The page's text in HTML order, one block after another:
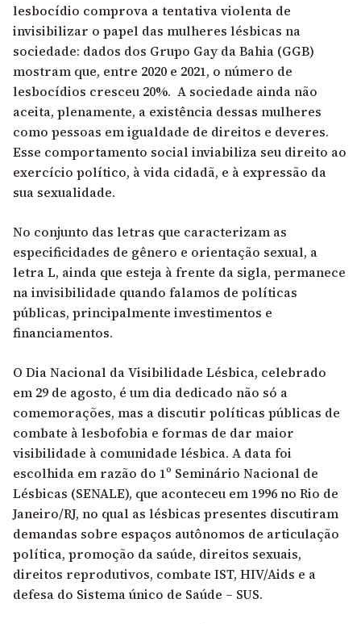
lesbocídio comprova a tentativa violenta de
invisibilizar o papel das mulheres lésbicas na
sociedade: dados dos Grupo Gay da Bahia (GGB)
mostram que, entre 2020 e 2021, o número de
lesbocídios cresceu 20%. A sociedade ainda não
aceita, plenamente, a existência dessas mulheres
como pessoas em igualdade de direitos e deveres.
Esse comportamento social inviabiliza seu direito ao
exercício político, à vida cidadã, e à expressão da
sua sexualidade.
No conjunto das letras que caracterizam as
especificidades de gênero e orientação sexual, a
letra L, ainda que esteja à frente da sigla, permanece
na invisibilidade quando falamos de políticas
públicas, principalmente investimentos e
financiamentos.
O Dia Nacional da Visibilidade Lésbica, celebrado
em 29 de agosto, é um dia dedicado não só a
comemorações, mas a discutir políticas públicas de
combate à lesbofobia e formas de dar maior
visibilidade à comunidade lésbica. A data foi
escolhida em razão do 1º Seminário Nacional de
Lésbicas (SENALE), que aconteceu em 1996 no Rio de
Janeiro/RJ, no qual as lésbicas presentes discutiram
demandas sobre espaços autônomos de articulação
política, promoção da saúde, direitos sexuais,
direitos reprodutivos, combate IST, HIV/Aids e a
defesa do Sistema único de Saúde – SUS.